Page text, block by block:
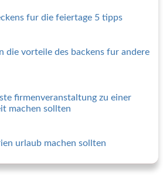
fur die feiertage 5 tipps
die vorteile des backens fur andere
firmenveranstaltung zu einer
machen sollten
urlaub machen sollten